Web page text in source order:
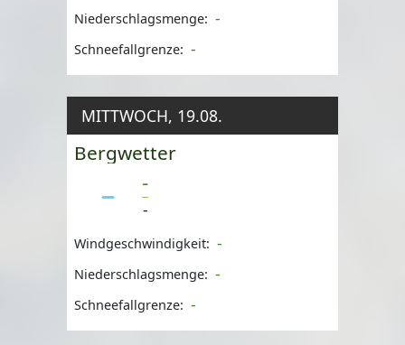
Niederschlagsmenge: -
Schneefallgrenze: -
MITTWOCH, 19.08.
Bergwetter
-
-
Windgeschwindigkeit: -
Niederschlagsmenge: -
Schneefallgrenze: -